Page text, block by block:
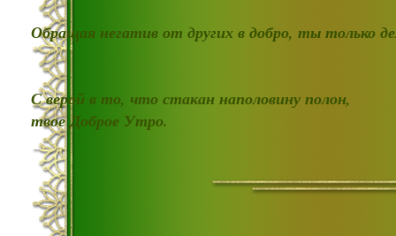
Обращая негатив от других в добро, ты только
С верой в то, что стакан наполовину полон,
твое Доброе Утро.